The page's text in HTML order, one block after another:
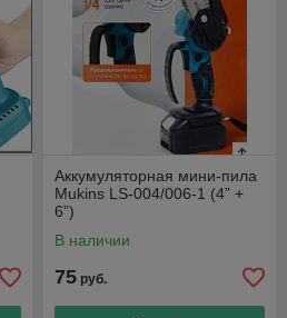
Аккумуляторная мини-пила
Mukins LS-004/006-1 (4” +
6”)
В наличии
75 руб.